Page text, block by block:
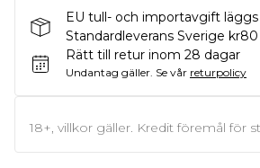
EU tull- och importavgift läggs
Standardleverans Sverige kr80
Rätt till retur inom 28 dagar
Undantag gäller. Se vår returpolicy
18+, villkor gäller. Kredit föremål för